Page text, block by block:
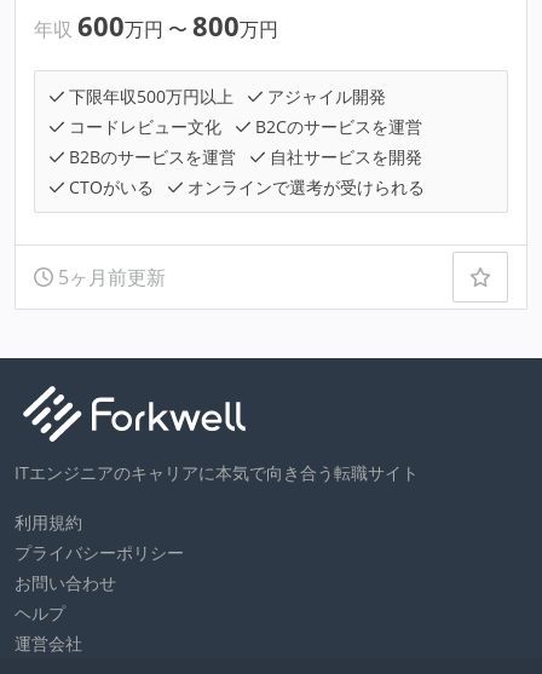
年収 600万円 〜 800万円
下限年収500万円以上
アジャイル開発
コードレビュー文化
B2Cのサービスを運営
B2Bのサービスを運営
自社サービスを開発
CTOがいる
オンラインで選考が受けられる
5ヶ月前更新
ITエンジニアのキャリアに本気で向き合う転職サイト
利用規約
プライバシーポリシー
お問い合わせ
ヘルプ
運営会社